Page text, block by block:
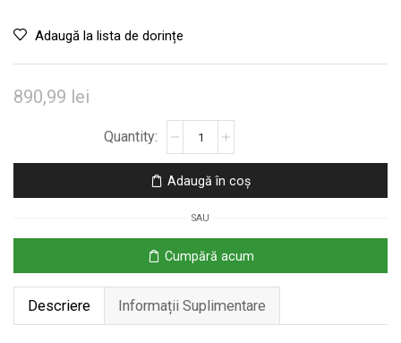
Adaugă la lista de dorințe
890,99 lei
de
Grădină
Unelte
cu
Ușă
Blocabilă,
142x86
cm
Adaugă în coș
SAU
Cumpără acum
Descriere Informații Suplimentare